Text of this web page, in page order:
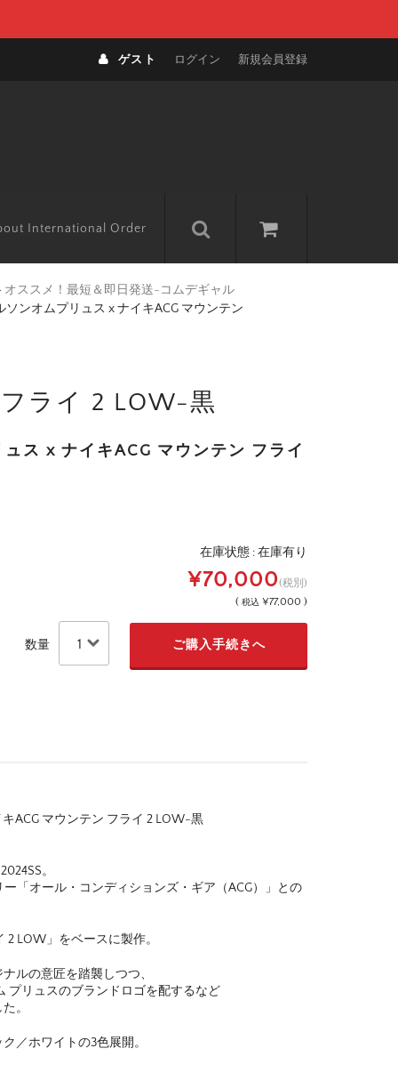
ゲスト ログイン 新規会員登録
International Order
オススメ！最短＆即日発送-コムデギャル
ソンオムプリュス x ナイキACG マウンテン
ライ 2 LOW-黒
ス x ナイキACG マウンテン フライ
在庫状態 : 在庫有り
¥70,000(税別)
( 税込 ¥77,000 )
数量
ACG マウンテン フライ 2 LOW-黒
。
「オール・コンディションズ・ギア（ACG）」との
LOW」をベースに製作。
ルの意匠を踏襲しつつ、
プリュスのブランドロゴを配するなど
。
／ホワイトの3色展開。